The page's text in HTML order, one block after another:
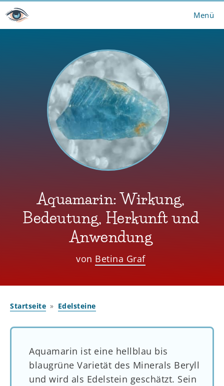
Zum
Inhalt
Menü
Aquamarin: Wirkung,
Bedeutung, Herkunft und
Anwendung
von Betina Graf
Startseite Edelsteine
Aquamarin ist eine hellblau bis
blaugrüne Varietät des Minerals Beryll
und wird als Edelstein geschätzt. Sein